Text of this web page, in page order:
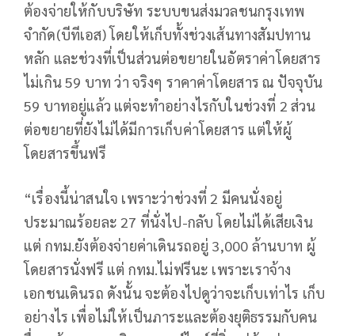
ต้องจ่ายให้กับบริษัท ระบบขนส่งมวลชนกรุงเทพ
จำกัด(บีทีเอส) โดยให้เก็บทั้งช่วงเส้นทางสัมปทาน
หลัก และช่วงที่เป็นส่วนต่อขยายในอัตราค่าโดยสาร
ไม่เกิน 59 บาท ว่า จริงๆ ราคาค่าโดยสาร ณ ปัจจุบัน
59 บาทอยู่แล้ว แต่จะทำอย่างไรกับในช่วงที่ 2 ส่วน
ต่อขยายที่ยังไม่ได้มีการเก็บค่าโดยสาร แต่ให้ผู้
โดยสารขึ้นฟรี
“เรื่องนี้น่าสนใจ เพราะว่าช่วงที่ 2 มีคนนั่งอยู่
ประมาณร้อยละ 27 ที่นั่งไป-กลับ โดยไม่ได้เสียเงิน
แต่ กทม.ยังต้องจ่ายค่าเดินรถอยู่ 3,000 ล้านบาท ผู้
โดยสารนั่งฟรี แต่ กทม.ไม่ฟรีนะ เพราะเราจ้าง
เอกชนเดินรถ ดังนั้น จะต้องไปดูว่าจะเก็บเท่าไร เก็บ
อย่างไร เพื่อไม่ให้เป็นภาระและต้องยุติธรรมกับคน